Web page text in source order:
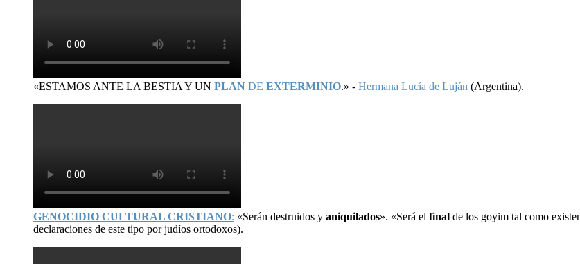
«ESTAMOS ANTE LA BESTIA Y UN PLAN DE EXTERMINIO.» - Hermana Lucía de Luján (Argentina).
GENOCIDIO CULTURAL CRISTIANO: «Serán destruidos y aniquilados». «Será el final de los goyim tal como
declaraciones de este tipo por judíos ortodoxos).